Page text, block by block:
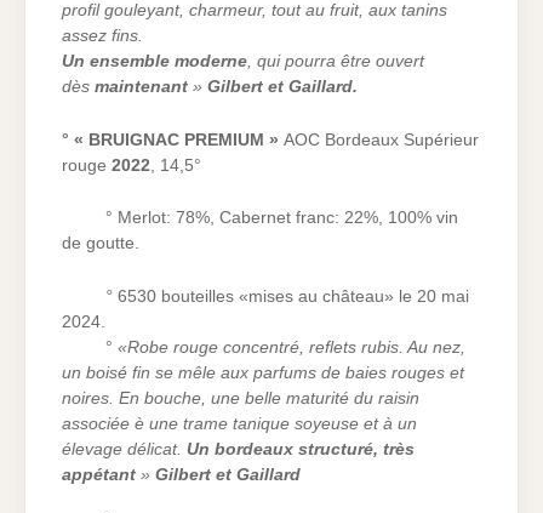
profil gouleyant, charmeur, tout au fruit, aux tanins
assez fins.
Un ensemble moderne, qui pourra être ouvert
dès maintenant » Gilbert et Gaillard.
° « BRUIGNAC PREMIUM » AOC Bordeaux Supérieur
rouge 2022 , 14,5°
° Merlot: 78%, Cabernet franc: 22%, 100% vin
de goutte.
° 6530 bouteilles «mises au château» le 20 mai
2024.
° «Robe rouge concentré, reflets rubis. Au nez,
un boisé fin se mêle aux parfums de baies rouges et
noires. En bouche, une belle maturité du raisin
associée è une trame tanique soyeuse et à un
élevage délicat. Un bordeaux structuré, très
appétant » Gilbert et Gaillard